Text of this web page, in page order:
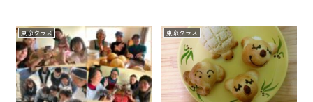
が増えていて（重症化かどうか
は別にして）これからのレッス
ンを どうしていくか検討中で
す。 ...
べ過ぎ注意のシュトーレンで
す。 「卵やバターを使わ...
東京クラス 東京クラス